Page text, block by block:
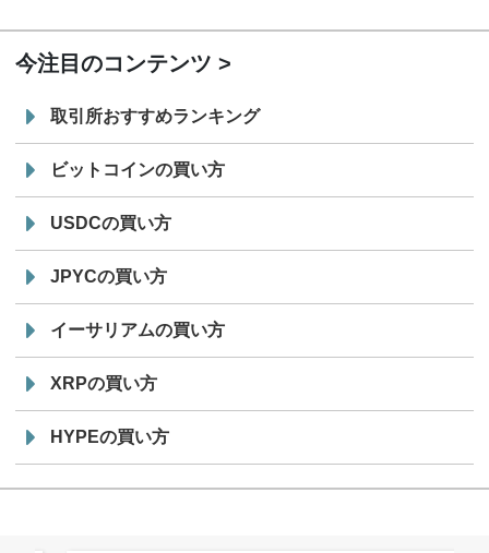
今注目のコンテンツ
取引所おすすめランキング
ビットコインの買い方
USDCの買い方
JPYCの買い方
イーサリアムの買い方
XRPの買い方
HYPEの買い方